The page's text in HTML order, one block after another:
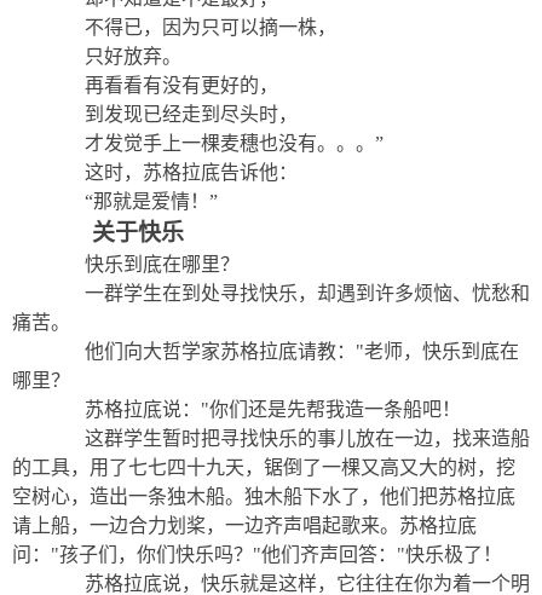
不得已，因为只可以摘一株，
只好放弃。
再看看有没有更好的，
到发现已经走到尽头时，
才发觉手上一棵麦穗也没有。。。”
这时，苏格拉底告诉他：
“那就是爱情！”
关于快乐
快乐到底在哪里？
一群学生在到处寻找快乐，却遇到许多烦恼、忧愁和
痛苦。
他们向大哲学家苏格拉底请教："老师，快乐到底在
哪里？
苏格拉底说："你们还是先帮我造一条船吧！
这群学生暂时把寻找快乐的事儿放在一边，找来造船
的工具，用了七七四十九天，锯倒了一棵又高又大的树，挖
空树心，造出一条独木船。独木船下水了，他们把苏格拉底
请上船，一边合力划桨，一边齐声唱起歌来。苏格拉底
问："孩子们，你们快乐吗？"他们齐声回答："快乐极了！
苏格拉底说，快乐就是这样，它往往在你为着一个明